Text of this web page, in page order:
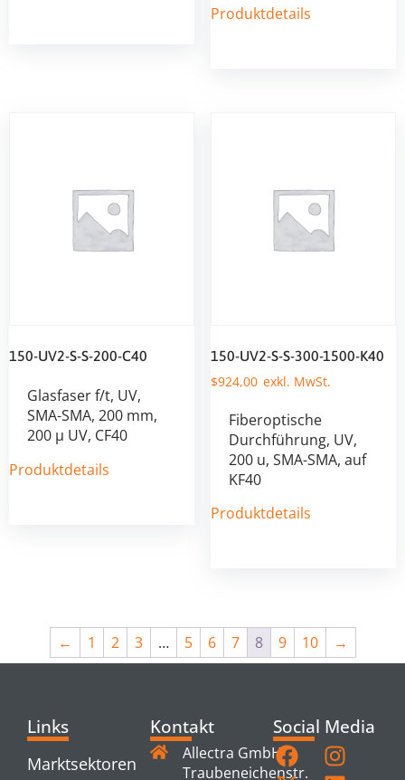
Produktdetails
150-UV2-S-S-200-C40
Glasfaser f/t, UV,
SMA-SMA, 200 mm,
200 µ UV, CF40
Produktdetails
150-UV2-S-S-300-1500-K40
$924,00
Fiberoptische
Durchführung, UV,
200 u, SMA-SMA, auf
KF40
Produktdetails
← 1 2 3 … 5 6 7 8 9 10 →
Links
Marktsektoren
Kontakt
Allectra GmbH
Traubeneichenstr.
Social Media